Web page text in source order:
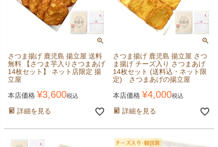
さつま揚げ 鹿児島 揚立屋 送料
無料 【さつま芋入りさつまあげ
14枚セット】 ネット店限定 揚
立屋
本店価格 ¥3,600税込
詳細を見る
さつま揚げ 鹿児島 揚立屋 さつ
ま揚げ チーズ入り さつまあげ
14枚セット (送料込・ネット限
定) さつまあげの揚立屋
本店価格 ¥4,000税込
詳細を見る